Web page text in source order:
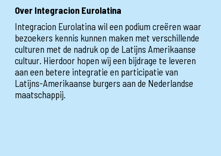
Over Integracion Eurolatina
Integracion Eurolatina wil een podium creëren waar
bezoekers kennis kunnen maken met verschillende
culturen met de nadruk op de Latijns Amerikaanse
cultuur. Hierdoor hopen wij een bijdrage te leveren
aan een betere integratie en participatie van
Latijns-Amerikaanse burgers aan de Nederlandse
maatschappij.